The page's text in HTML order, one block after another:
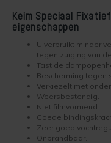
Werkwijze binnenmuur verven
Keim mineraalverf
Bakstenen muur verven
Keim Avantgarde
Keim Kleurenwaaier RAL
Keim Edition Historisch
Soliprim
Vragen over het Kopen
Veel Gestelde Vragen
Keim Speciaal
eigenschappen
U verbruikt minder
tegen zuiging van
Tast de
Bescherming tegen
Verkiezelt met
Weersbestendig.
Niet filmvormend.
Goede
Zeer goed
Onbrandbaar.